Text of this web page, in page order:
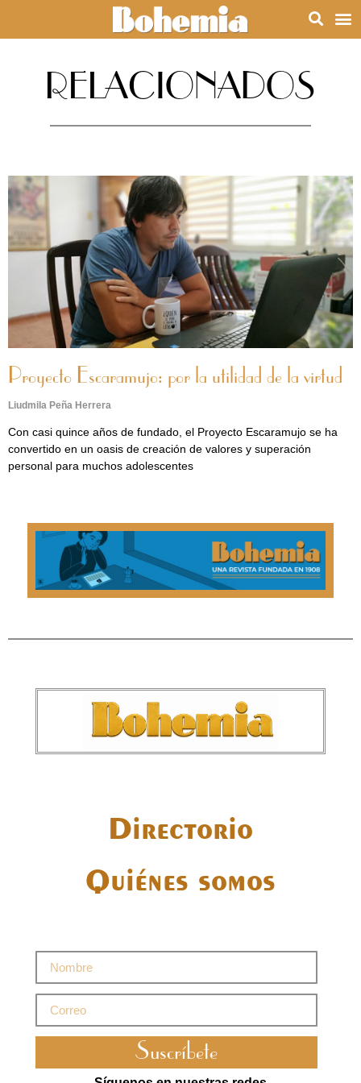
RELACIONADOS
Proyecto Escaramujo: por la utilidad de la virtud
Liudmila Peña Herrera
Con casi quince años de fundado, el Proyecto Escaramujo se ha
convertido en un oasis de creación de valores y superación
personal para muchos adolescentes
Directorio
Quiénes somos
Suscríbete